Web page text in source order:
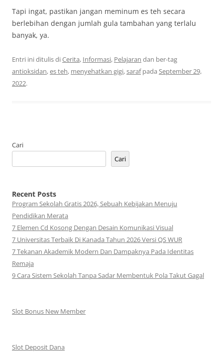
Tapi ingat, pastikan jangan meminum es teh secara
berlebihan dengan jumlah gula tambahan yang terlalu
banyak, ya.
Entri ini ditulis diCerita, Informasi, Pelajaran dan ber-tag
antioksidan,es teh, menyehatkan gigi,sarafpada September 29,
2022.
Cari
Cari
Recent Posts
Program Sekolah Gratis 2026, Sebuah Kebijakan Menuju
Pendidikan Merata
7 Elemen Cd Kosong Dengan Desain Komunikasi Visual
7 Universitas Terbaik Di Kanada Tahun 2026 Versi QS WUR
7 Tekanan Akademik Modern Dan Dampaknya Pada Identitas
Remaja
9 Cara Sistem Sekolah Tanpa Sadar Membentuk Pola Takut Gagal
Slot Bonus New Member
Slot Deposit Dana